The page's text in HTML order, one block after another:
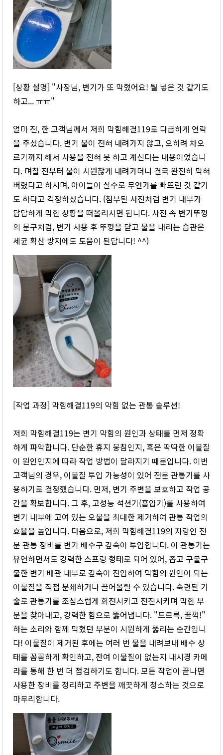
[상황 설명] "사장님, 변기가 또 막혔어요! 뭘 넣은 것 같기도
하고... ㅠㅠ"
얼마 전, 한 고객님께서 저희 막힘해결119로 다급하게 연락
을 주셨습니다. 변기 물이 전혀 내려가지 않고, 오히려 차오
르기까지 해서 사용을 전혀 못 하고 계신다는 내용이었습니
다. 며칠 전부터 물이 시원찮게 내려가더니 결국 완전히 막혀
버렸다고 하시며, 아이들이 실수로 무언가를 빠뜨린 것 같기
도 하다고 걱정하셨습니다. (첨부된 사진처럼 변기 내부가
답답하게 막힌 상황을 떠올리시면 됩니다. 사진 속 변기뚜껑
의 문구처럼, 변기 사용 후 뚜껑을 닫고 물을 내리는 습관은
세균 확산 방지에도 도움이 된답니다! ^^)
[작업 과정] 막힘해결119의 막힘 없는 관통 솔루션!
저희 막힘해결119는 변기 막힘의 원인과 상태를 먼저 정확
하게 파악합니다. 단순한 휴지 뭉침인지, 혹은 딱딱한 이물질
이 원인인지에 따라 작업 방법이 달라지기 때문입니다. 이번
고객님의 경우, 이물질 투입 가능성이 있어 전문 관통기를 사
용하기로 결정했습니다. 먼저, 변기 주변을 보호하고 작업 공
간을 확보합니다. 그 후, 고성능 석션기(흡입기)를 사용하여
변기 내부에 고여 있는 오물을 최대한 제거하여 관통 작업의
효율을 높입니다. 다음으로, 저희 막힘해결119의 자랑인 전
문 관통 장비를 변기 배수구 깊숙이 투입합니다. 이 관통기는
유연하면서도 강력한 스프링 형태로 되어 있어, 좁고 구불구
불한 변기 배관 내부로 깊숙이 진입하여 막힘의 원인이 되는
이물질을 직접 분쇄하거나 끌어올릴 수 있습니다. 숙련된 기
술로 관통기를 조심스럽게 회전시키고 전진시키며 막힌 부
분을 찾아내고, 강력한 힘으로 뚫어냅니다. "드르륵, 꿀꺽!"
하는 소리와 함께 막혔던 부분이 시원하게 뚫리는 순간입니
다! 이물질이 제거된 후에는 여러 번 물을 내려보내 배수 상
태를 꼼꼼하게 확인하고, 잔여 이물질이 없는지 내시경 카메
라를 통해 한 번 더 점검하기도 합니다. 모든 작업이 끝나면
사용한 장비를 정리하고 주변을 깨끗하게 청소하는 것으로
마무리합니다.